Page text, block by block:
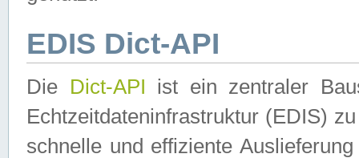
EDIS Dict-API
Die Dict-API ist ein zentraler
Echtzeitdateninfrastruktur (EDIS)
schnelle und effiziente